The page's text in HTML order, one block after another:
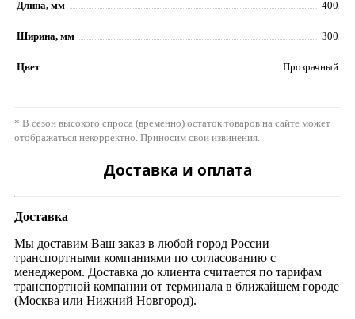
Длина, мм 400
Ширина, мм 300
Цвет Прозрачный
* В сезон высокого спроса (временно) остаток товаров на сайте может
отображаться некорректно. Приносим свои извинения.
Доставка и оплата
Доставка
Мы доставим Ваш заказ в любой город России
транспортными компаниями по согласованию с
менеджером. Доставка до клиента считается по тарифам
транспортной компании от терминала в ближайшем городе
(Москва или Нижний Новгород).